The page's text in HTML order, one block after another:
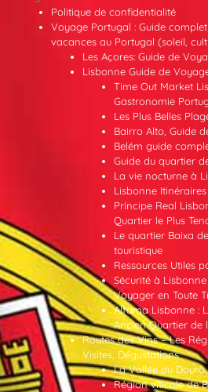
Politique de confidentialité
Voyage Portugal : Guide
vacances au Portugal (soleil,
Les Açores: Guide de
Lisbonne Guide de
Time Out Market
Gastronomie
Les Plus Belles
Bairro Alto, Guide
Belém guide
Guide du quartier
La vie nocturne à
Lisbonne
Príncipe Real
Quartier le Plus
Le quartier Baixa
touristique
Ressources Utiles
Sécurité à
Voyager en Toute
Alfama Lisbonne :
Ancien Quartier
Routes des Vins – Les
Visites, Dégustations
La Vallée du
Région viticole de